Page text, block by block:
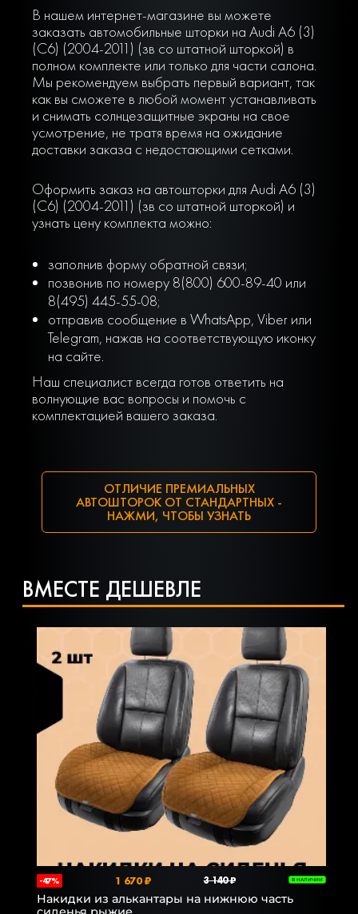
В нашем интернет-магазине вы можете
заказать автомобильные шторки на Audi A6 (3)
(C6) (2004-2011) (зв со штатной шторкой) в
полном комплекте или только для части салона.
Мы рекомендуем выбрать первый вариант, так
как вы сможете в любой момент устанавливать
и снимать солнцезащитные экраны на свое
усмотрение, не тратя время на ожидание
доставки заказа с недостающими сетками.
Оформить заказ на автошторки для Audi A6 (3)
(C6) (2004-2011) (зв со штатной шторкой) и
узнать цену комплекта можно:
заполнив форму обратной связи;
позвонив по номеру 8(800) 600-89-40 или
8(495) 445-55-08;
отправив сообщение в WhatsApp, Viber или
Telegram, нажав на соответствующую иконку
на сайте.
Наш специалист всегда готов ответить на
волнующие вас вопросы и помочь с
комплектацией вашего заказа.
ОТЛИЧИЕ ПРЕМИАЛЬНЫХ
АВТОШТОРОК ОТ СТАНДАРТНЫХ -
НАЖМИ, ЧТОБЫ УЗНАТЬ
ВМЕСТЕ ДЕШЕВЛЕ
-47% 1 670 ₽ 3 140 ₽ В НАЛИЧИИ
Накидки из алькантары на нижнюю часть